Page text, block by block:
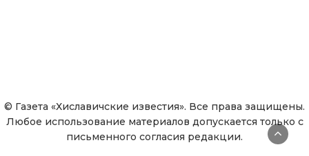
© Газета «Хиславичские известия». Все права защищены.
Любое использование материалов допускается только с
письменного согласия редакции.